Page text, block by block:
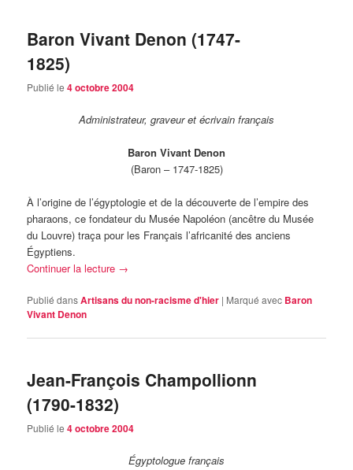
Baron Vivant Denon (1747-
1825)
Publié le4 octobre 2004
Administrateur, graveur et écrivain français
Baron Vivant Denon
(Baron – 1747-1825)
À l’origine de l’égyptologie et de la découverte de l’empire des
pharaons, ce fondateur du Musée Napoléon (ancêtre du Musée
du Louvre) traça pour les Français l’africanité des anciens
Égyptiens.
Continuer la lecture →
Publié dansArtisans du non-racisme d'hier | Marqué avec Baron
Vivant Denon
Jean-François Champollionn
(1790-1832)
Publié le4 octobre 2004
Égyptologue français